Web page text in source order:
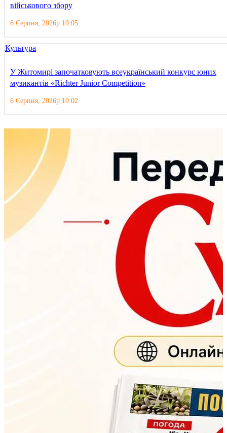
військового збору
6 Серпня, 2026р 10:05
Культура
У Житомирі започатковують всеукраїнський конкурс юних
музикантів «Richter Junior Competition»
6 Серпня, 2026р 10:02